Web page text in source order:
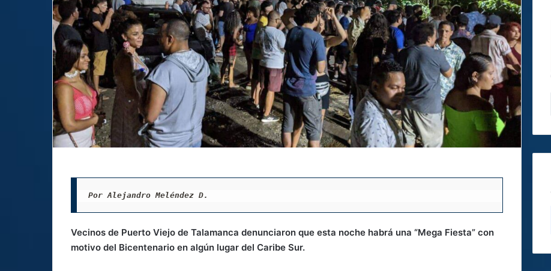
Por Alejandro Meléndez D.
Vecinos de Puerto Viejo de Talamanca denunciaron que esta noche habrá una “Mega Fiesta” con
motivo del Bicentenario en algún lugar del Caribe Sur.